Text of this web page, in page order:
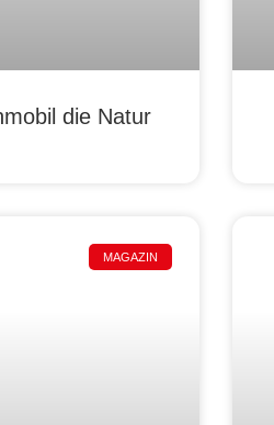
die Natur
MAGAZIN